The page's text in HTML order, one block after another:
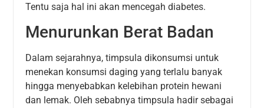
Tentu saja hal ini akan mencegah diabetes.
Menurunkan Berat Badan
Dalam sejarahnya, timpsula dikonsumsi untuk
menekan konsumsi daging yang terlalu banyak
hingga menyebabkan kelebihan protein hewani
dan lemak. Oleh sebabnya timpsula hadir sebagai